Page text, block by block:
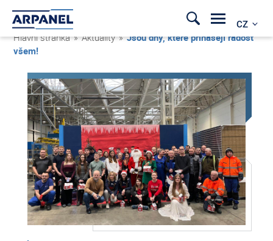
CZ
Hlavní stránka » Aktuality »Jsou dny, které přinášejí radost
všem!